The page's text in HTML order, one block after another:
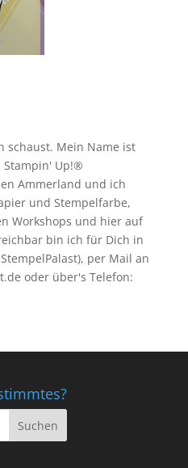
schaust. Mein Name ist
Stampin' Up!®
Ammerland und ich
und Stempelfarbe,
Workshops und hier auf
bin ich für Dich in
per Mail an
oder über's Telefon: